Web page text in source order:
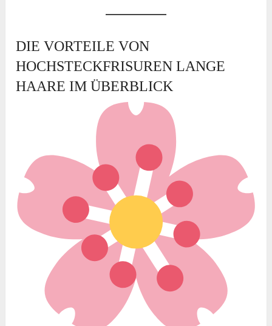
DIE VORTEILE VON
HOCHSTECKFRISUREN LANGE
HAARE IM ÜBERBLICK